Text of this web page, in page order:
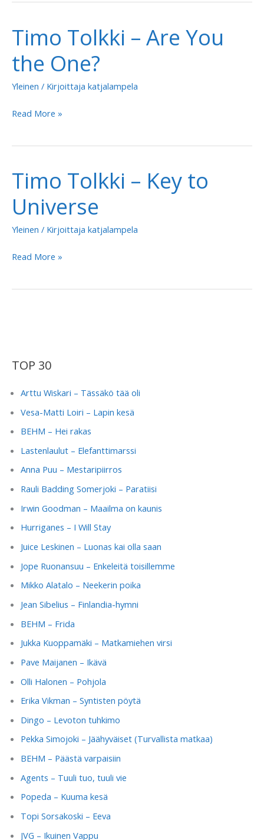
Timo Tolkki – Are You
the One?
Yleinen / Kirjoittaja katjalampela
Timo
–
You
the
One?
Read More »
Timo Tolkki – Key to
Universe
Yleinen / Kirjoittaja katjalampela
Timo
–
Read More »
TOP 30
Arttu Wiskari – Tässäkö tää oli
Vesa-Matti Loiri – Lapin kesä
BEHM – Hei rakas
Lastenlaulut – Elefanttimarssi
Anna Puu – Mestaripiirros
Rauli Badding Somerjoki – Paratiisi
Irwin Goodman – Maailma on kaunis
Hurriganes – I Will Stay
Juice Leskinen – Luonas kai olla saan
Jope Ruonansuu – Enkeleitä toisillemme
Mikko Alatalo – Neekerin poika
Jean Sibelius – Finlandia-hymni
BEHM – Frida
Jukka Kuoppamäki – Matkamiehen virsi
Pave Maijanen – Ikävä
Olli Halonen – Pohjola
Erika Vikman – Syntisten pöytä
Dingo – Levoton tuhkimo
Pekka Simojoki – Jäähyväiset (Turvallista matkaa)
BEHM – Päästä varpaisiin
Agents – Tuuli tuo, tuuli vie
Popeda – Kuuma kesä
Topi Sorsakoski – Eeva
JVG – Ikuinen Vappu